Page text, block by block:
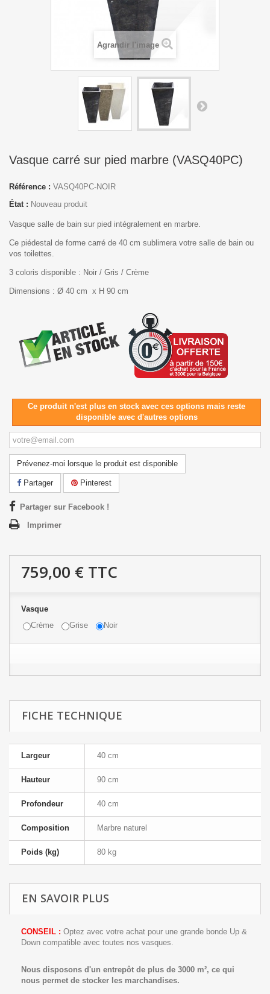
Agrandir l'image
Vasque carré sur pied marbre (VASQ40PC)
Référence : VASQ40PC-NOIR
État : Nouveau produit
Vasque salle de bain sur pied intégralement en marbre.
Ce piédestal de forme carré de 40 cm sublimera votre salle de bain ou
vos toilettes.
3 coloris disponible : Noir / Gris / Crème
Dimensions : Ø 40 cm x H 90 cm
Ce produit n'est plus en stock avec ces options mais reste
disponible avec d'autres options
Prévenez-moi lorsque le produit est disponible
Partager Pinterest
Partager sur Facebook !
Imprimer
759,00 € TTC
Vasque
Crème
Grise Noir
FICHE TECHNIQUE
Largeur 40 cm
Hauteur 90 cm
Profondeur 40 cm
Composition Marbre naturel
Poids (kg) 80 kg
EN SAVOIR PLUS
CONSEIL : Optez avec votre achat pour une grande bonde Up &
Down compatible avec toutes nos vasques.
Nous disposons d'un entrepôt de plus de 3000 m², ce qui
nous permet de stocker les marchandises.